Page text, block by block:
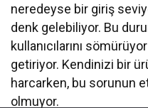
neredeyse bir giriş
denk gelebiliyor. Bu
kullanıcılarını
getiriyor. Kendinizi bir
harcarken, bu sorunun
olmuyor.